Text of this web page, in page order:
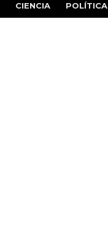
CIENCIA POLÍTICA